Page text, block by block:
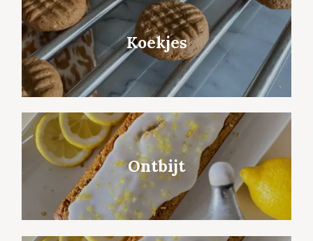
Koekjes
Ontbijt